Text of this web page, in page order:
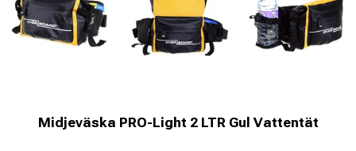
Midjeväska PRO-Light 2 LTR Gul Vattentät